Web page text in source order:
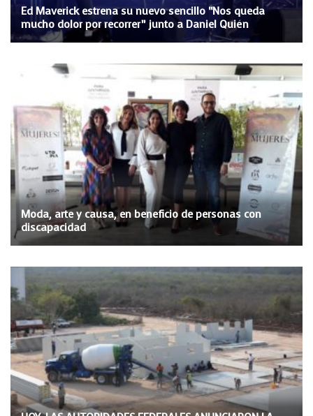
Ed Maverick estrena su nuevo sencillo “Nos queda
mucho dolor por recorrer” junto a Daniel Quién
Moda, arte y causa, en beneficio de personas con
discapacidad